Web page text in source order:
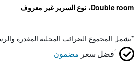
Double room، نوع السرير غير معروف
*يشمل المجموع الضرائب المحلية المقدرة
أفضل سعر مضمون